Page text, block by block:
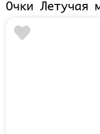
Очки Летучая